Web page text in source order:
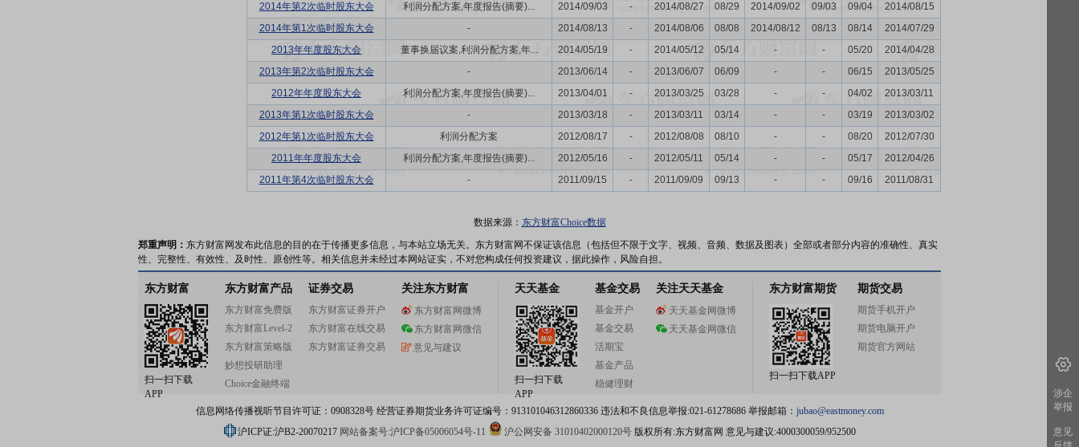
2014年第2次临时股东大会
利润分配方案,年度报告(摘要)... 2014/09/03 - 2014/08/27 08/29 2014/09/02 09/03 09/04
2014/08/15
2014年第1次临时股东大会
- 2014/08/13 - 2014/08/06 08/08 2014/08/12 08/13 08/14
2014/07/29
2013年年度股东大会
董事换届议案,利润分配方案,年... 2014/05/19 - 2014/05/12 05/14 - - 05/20
2014/04/28
2013年第2次临时股东大会
- 2013/06/14 - 2013/06/07 06/09 - - 06/15
2013/05/25
2012年年度股东大会
利润分配方案,年度报告(摘要)... 2013/04/01 - 2013/03/25 03/28 - - 04/02
2013/03/11
2013年第1次临时股东大会
- 2013/03/18 - 2013/03/11 03/14 - - 03/19
2013/03/02
2012年第1次临时股东大会
利润分配方案 2012/08/17 - 2012/08/08 08/10 - - 08/20
2012/07/30
2011年年度股东大会
利润分配方案,年度报告(摘要)... 2012/05/16 - 2012/05/11 05/14 - - 05/17
2012/04/26
2011年第4次临时股东大会
- 2011/09/15 - 2011/09/09 09/13 - - 09/16 2011/08/31
数据来源： 东方财富Choice数据
郑重声明： 东方财富网发布此信息的目的在于传播更多信息，与本站立场无关。东方财富网不保证该信息（包括但不限于文字、视频、音频、数据及图表）全部或者部分内容的准确性、真实
性、完整性、有效性、及时性、原创性等。相关信息并未经过本网站证实，不对您构成任何投资建议，据此操作，风险自担。
东方财富
扫一扫下载
APP
东方财富产品
东方财富免费版
东方财富Level-2
东方财富策略版
妙想投研助理
Choice金融终端
证券交易
东方财富证券开户
东方财富在线交易
东方财富证券交易
关注东方财富
东方财富网微博
东方财富网微信
意见与建议
天天基金
扫一扫下载
APP
基金交易
基金开户
基金交易
活期宝
基金产品
稳健理财
关注天天基金
天天基金网微博
天天基金网微信
东方财富期货
扫一扫下载APP
期货交易
期货手机开户
期货电脑开户
期货官方网站
信息网络传播视听节目许可证：0908328号 经营证券期货业务许可证编号：913101046312860336 违法和不良信息举报:021-61278686 举报邮箱： jubao@eastmoney.com
沪ICP证:沪B2-20070217 网站备案号:沪ICP备05006054号-11 沪公网安备 31010402000120号版权所有:东方财富网 意见与建议:4000300059/952500
涉企
举报
意见